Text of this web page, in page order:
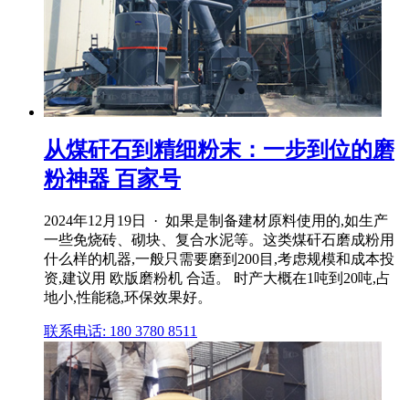
从煤矸石到精细粉末：一步到位的磨
粉神器 百家号
2024年12月19日 · 如果是制备建材原料使用的,如生产
一些免烧砖、砌块、复合水泥等。这类煤矸石磨成粉用
什么样的机器,一般只需要磨到200目,考虑规模和成本投
资,建议用 欧版磨粉机 合适。 时产大概在1吨到20吨,占
地小,性能稳,环保效果好。
联系电话: 180 3780 8511